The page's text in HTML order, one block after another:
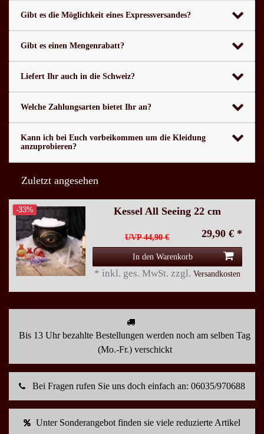
Gibt es die Möglichkeit eines Expressversandes?
Gibt es einen Mengenrabatt?
Liefert Ihr auch in die Schweiz?
Welche Zahlungsarten bietet Ihr an?
Kann ich bei Euch vorbeikommen um die Kleidung
anzuprobieren?
Zuletzt angesehen
-33% Kessel All Seeing 22 cm
UVP 44,90 € 29,90 € *
In den Warenkorb
* inkl. ges. MwSt. zzgl. Versandkosten
Bis 13 Uhr bezahlte Bestellungen werden noch am selben Tag
(Mo.-Fr.) verschickt
Bei Fragen rufen Sie uns doch einfach an: 06035/970688
Unter Sonderangebot finden sie viele reduzierte Artikel